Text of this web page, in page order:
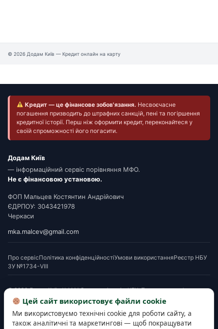
© 2026 Додам Київ — Кредит онлайн на карту
Кредит — це фінансове зобов'язання. Несвоєчасне
погашення призводить до штрафних санкцій, пені та погіршення
кредитної історії. Перш ніж оформити кредит, переконайтеся у
своїй спроможності його погасити.
Додам Київ
— інформаційний сервіс порівняння МФО.
Не є фінансовою установою.
ФОП Мальцев Костянтин Андрійович
ЄДРПОУ: 3043421978
Черкаси
mka.malcev@gmail.com
Про сервісПолітика конфіденційностіУмови використанняРеєстр НБУ
ЗУ №1734-VIII
© 2026 Додам Київ. Усі МФО мають ліцензію НБУ. Посилання на офери є
партнерськими. Перед підписанням ознайомтеся з Паспортом споживчого
кредиту. Деякі матеріали готуються з використанням AI-інструментів і
верифікуються редакцією.
Цей сайт використовує файли cookie
Ми використовуємо технічні cookie для роботи сайту, а
також аналітичні та маркетингові — щоб покращувати